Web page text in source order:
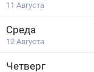
11 Августа
Среда
12 Августа
Четверг